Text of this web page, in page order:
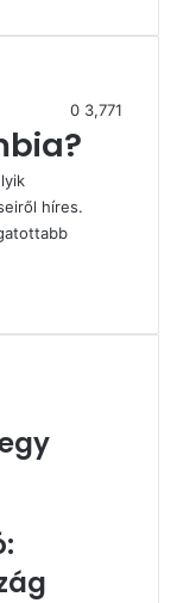
0 3,771
híres.